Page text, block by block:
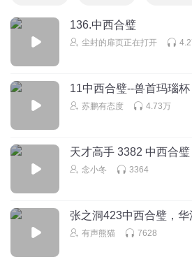
136.中西合璧
尘封的扉页正在打开
11中西合璧--兽首玛瑙杯
苏鹏有态度 4.73万
天才高手 3382 中西合璧
念小冬 3364
张之洞423中西合璧，华
有声熊猫 7628